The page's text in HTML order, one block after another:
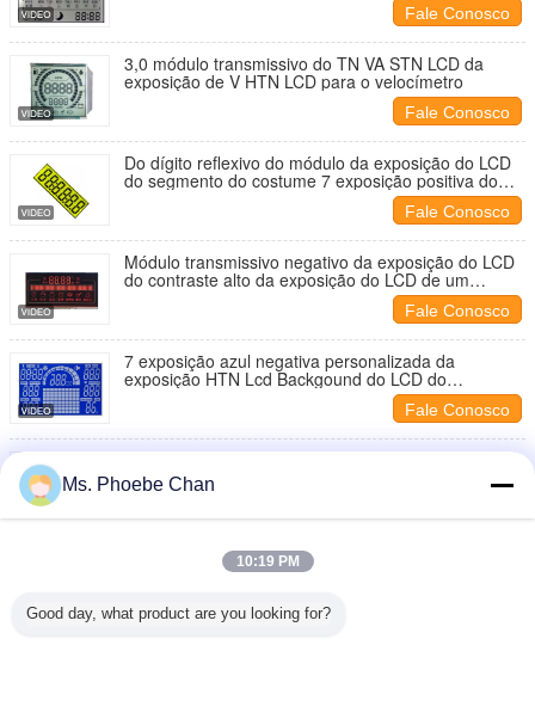
Fale Conosco
3,0 módulo transmissivo do TN VA STN LCD da
exposição de V HTN LCD para o velocímetro
Fale Conosco
Do dígito reflexivo do módulo da exposição do LCD
do segmento do costume 7 exposição positiva do
LCD/TN para o medidor Thermo de Hygro
Fale Conosco
Módulo transmissivo negativo da exposição do LCD
do contraste alto da exposição do LCD de um
costume de 3,5 volts/VA para o fogão
Fale Conosco
7 exposição azul negativa personalizada da
exposição HTN Lcd Backgound do LCD do
Fale Conosco
positivo do TN HTN FSTN para o dispositivo da
umidade
Micro Nematic torcido segmento da exposição 3 do
LCD do costume do TN dos dígitos para a
Ms. Phoebe Chan
10:19 PM
Good day, what product are you looking for?